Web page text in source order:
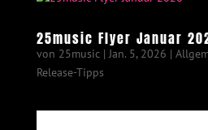
25music Flyer Januar
von 25music|Jan. 5, 2026 |
Release-Tipps